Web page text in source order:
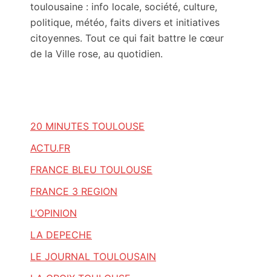
toulousaine : info locale, société, culture,
politique, météo, faits divers et initiatives
citoyennes. Tout ce qui fait battre le cœur
de la Ville rose, au quotidien.
20 MINUTES TOULOUSE
ACTU.FR
FRANCE BLEU TOULOUSE
FRANCE 3 REGION
L’OPINION
LA DEPECHE
LE JOURNAL TOULOUSAIN